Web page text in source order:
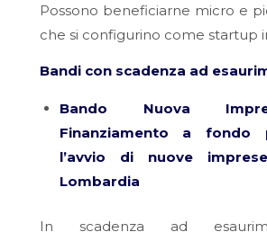
Possono beneficiarne micro e
che si configurino come startup
Bandi con scadenza ad
Bando Nuova
Finanziamento a fondo
l’avvio di nuove
Lombardia
In scadenza ad